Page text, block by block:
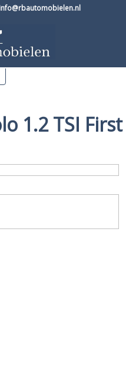
info@rbautomobielen.nl
1.2 TSI